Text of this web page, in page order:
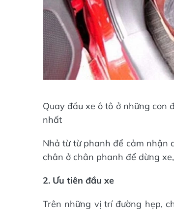
Quay đầu xe ô tô ở những con
nhất
Nhả từ từ phanh để cảm nhận
chân ở chân phanh để dừng
2. Ưu tiên đầu xe
Trên những vị trí đường hẹp,